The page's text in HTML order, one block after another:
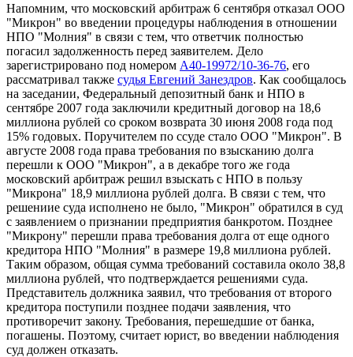
Напомним, что московский арбитраж 6 сентября отказал ООО
"Микрон" во введении процедуры наблюдения в отношении
НПО "Молния" в связи с тем, что ответчик полностью
погасил задолженность перед заявителем. Дело
зарегистрировано под номером А40-19972/10-36-76, его
рассматривал также судья Евгений Занездров. Как сообщалось
на заседании, Федеральный депозитный банк и НПО в
сентябре 2007 года заключили кредитный договор на 18,6
миллиона рублей со сроком возврата 30 июня 2008 года под
15% годовых. Поручителем по ссуде стало ООО "Микрон". В
августе 2008 года права требования по взысканию долга
перешли к ООО "Микрон", а в декабре того же года
московский арбитраж решил взыскать с НПО в пользу
"Микрона" 18,9 миллиона рублей долга. В связи с тем, что
решениие суда исполнено не было, "Микрон" обратился в суд
с заявлением о признании предприятия банкротом. Позднее
"Микрону" перешли права требования долга от еще одного
кредитора НПО "Молния" в размере 19,8 миллиона рублей.
Таким образом, общая сумма требований составила около 38,8
миллиона рублей, что подтверждается решениями суда.
Представитель должника заявил, что требования от второго
кредитора поступили позднее подачи заявления, что
противоречит закону. Требования, перешедшие от банка,
погашены. Поэтому, считает юрист, во введении наблюдения
суд должен отказать.